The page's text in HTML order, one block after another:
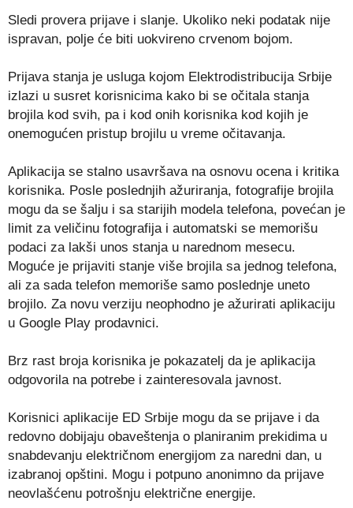
Sledi provera prijave i slanje. Ukoliko neki podatak nije
ispravan, polje će biti uokvireno crvenom bojom.
Prijava stanja je usluga kojom Elektrodistribucija Srbije
izlazi u susret korisnicima kako bi se očitala stanja
brojila kod svih, pa i kod onih korisnika kod kojih je
onemogućen pristup brojilu u vreme očitavanja.
Aplikacija se stalno usavršava na osnovu ocena i kritika
korisnika. Posle poslednjih ažuriranja, fotografije brojila
mogu da se šalju i sa starijih modela telefona, povećan je
limit za veličinu fotografija i automatski se memorišu
podaci za lakši unos stanja u narednom mesecu.
Moguće je prijaviti stanje više brojila sa jednog telefona,
ali za sada telefon memoriše samo poslednje uneto
brojilo. Za novu verziju neophodno je ažurirati aplikaciju
u Google Play prodavnici.
Brz rast broja korisnika je pokazatelj da je aplikacija
odgovorila na potrebe i zainteresovala javnost.
Korisnici aplikacije ED Srbije mogu da se prijave i da
redovno dobijaju obaveštenja o planiranim prekidima u
snabdevanju električnom energijom za naredni dan, u
izabranoj opštini. Mogu i potpuno anonimno da prijave
neovlašćenu potrošnju električne energije.